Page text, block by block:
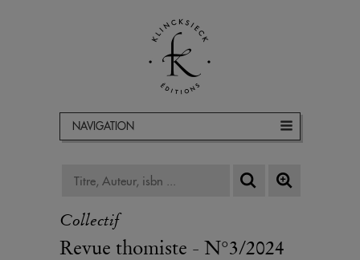
NAVIGATION
Collectif
Revue thomiste - N°3/2024